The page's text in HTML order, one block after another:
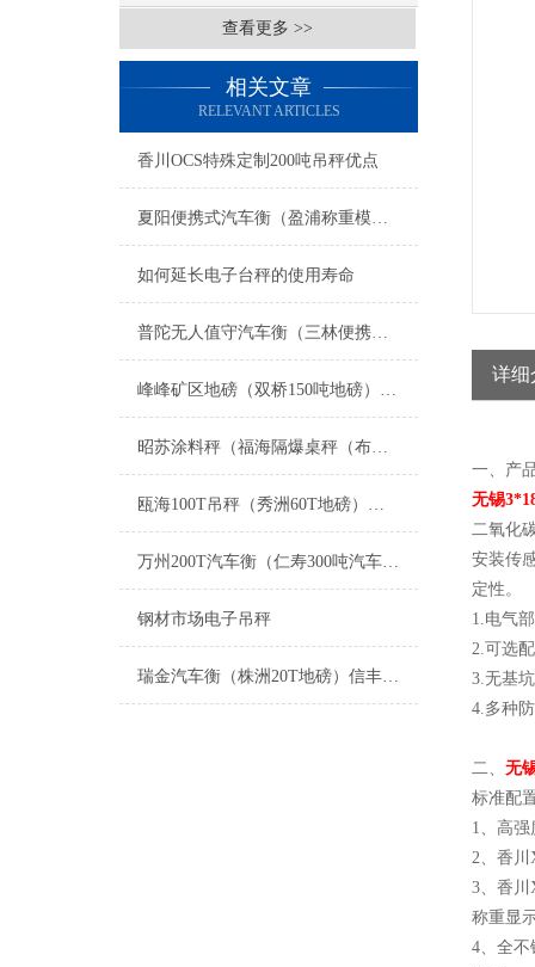
查看更多 >>
相关文章
RELEVANT ARTICLES
香川OCS特殊定制200吨吊秤优点
夏阳便携式汽车衡（盈浦称重模块）香花桥地磅维修
如何延长电子台秤的使用寿命
普陀无人值守汽车衡（三林便携式地磅）徐汇电子秤）张江电子汽车衡维修
峰峰矿区地磅（双桥150吨地磅）黄骅80吨地磅维修
昭苏涂料秤（福海隔爆桌秤（布尔津叉车秤维修
瓯海100T吊秤（秀洲60T地磅）衢州150T汽车衡）福建汽车磅秤维修
万州200T汽车衡（仁寿300吨汽车磅）白玉20吨地磅维修
钢材市场电子吊秤
瑞金汽车衡（株洲20T地磅）信丰轴重仪）宁都汽车地磅）新余3T吊秤维修
详细
一、产
无锡
二氧化
安装传
定性。
1.电气
2.可选
3.无基
4.多种
二、 无
标准配
1、高
2、香川
3、香川
称重显
4、全